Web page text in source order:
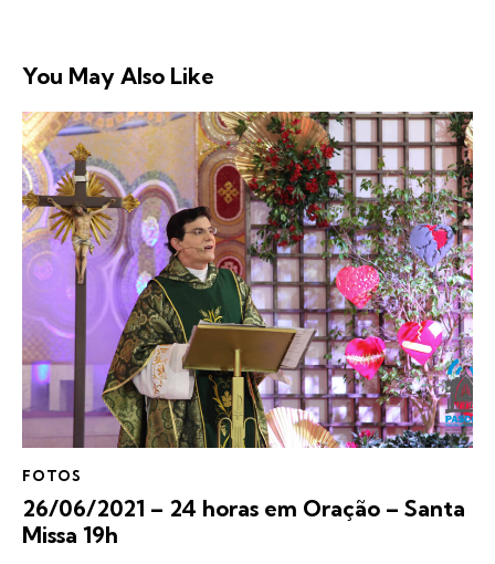
You May Also Like
FOTOS
26/06/2021 – 24 horas em Oração – Santa
Missa 19h